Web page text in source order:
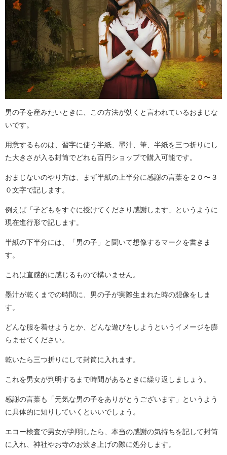
男の子を産みたいときに、この方法が効くと言われているおまじな
いです。
用意するものは、習字に使う半紙、墨汁、筆、半紙を三つ折りにし
た大きさが入る封筒でどれも百円ショップで購入可能です。
おまじないのやり方は、まず半紙の上半分に感謝の言葉を２０〜３
０文字で記します。
例えば「子どもをすぐに授けてくださり感謝します」というように
現在進行形で記します。
半紙の下半分には、「男の子」と聞いて想像するマークを書きま
す。
これは直感的に感じるもので構いません。
墨汁が乾くまでの時間に、男の子が実際生まれた時の想像をしま
す。
どんな服を着せようとか、どんな遊びをしようというイメージを膨
らませてください。
乾いたら三つ折りにして封筒に入れます。
これを男女が判明するまで時間があるときに繰り返しましょう。
感謝の言葉も「元気な男の子をありがとうございます」というよう
に具体的に知りしていくといいでしょう。
エコー検査で男女が判明したら、本当の感謝の気持ちを記して封筒
に入れ、神社やお寺のお炊き上げの際に処分します。